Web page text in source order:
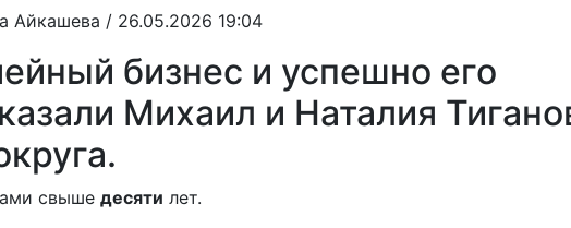
Айкашева / 26.05.2026 19:04
бизнес и успешно его
Михаил и Наталия
свыше десяти лет.